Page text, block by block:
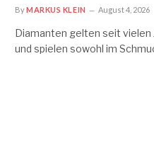
ByMARKUS KLEIN August 4, 2026
Diamanten gelten seit vielen
und spielen sowohl im